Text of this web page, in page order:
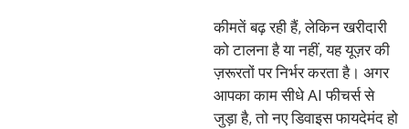
कीमतें बढ़ रही हैं, लेकिन खरीदारी
को टालना है या नहीं, यह यूज़र की
ज़रूरतों पर निर्भर करता है। अगर
आपका काम सीधे AI फीचर्स से
जुड़ा है, तो नए डिवाइस फायदेमंद हो